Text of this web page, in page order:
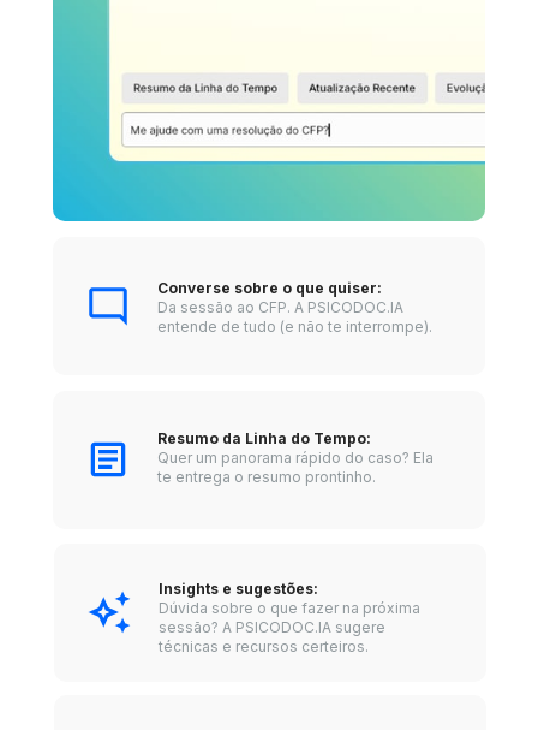
Converse sobre o que quiser:
Da sessão ao CFP. A PSICODOC.IA
entende de tudo (e não te interrompe).
Resumo da Linha do Tempo:
Quer um panorama rápido do caso? Ela
te entrega o resumo prontinho.
Insights e sugestões:
Dúvida sobre o que fazer na próxima
sessão? A PSICODOC.IA sugere
técnicas e recursos certeiros.